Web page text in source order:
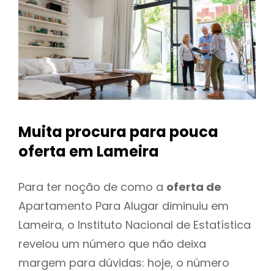
Muita procura para pouca
oferta em Lameira
Para ter noção de como a oferta de
Apartamento Para Alugar diminuiu em
Lameira, o Instituto Nacional de Estatística
revelou um número que não deixa
margem para dúvidas: hoje, o número